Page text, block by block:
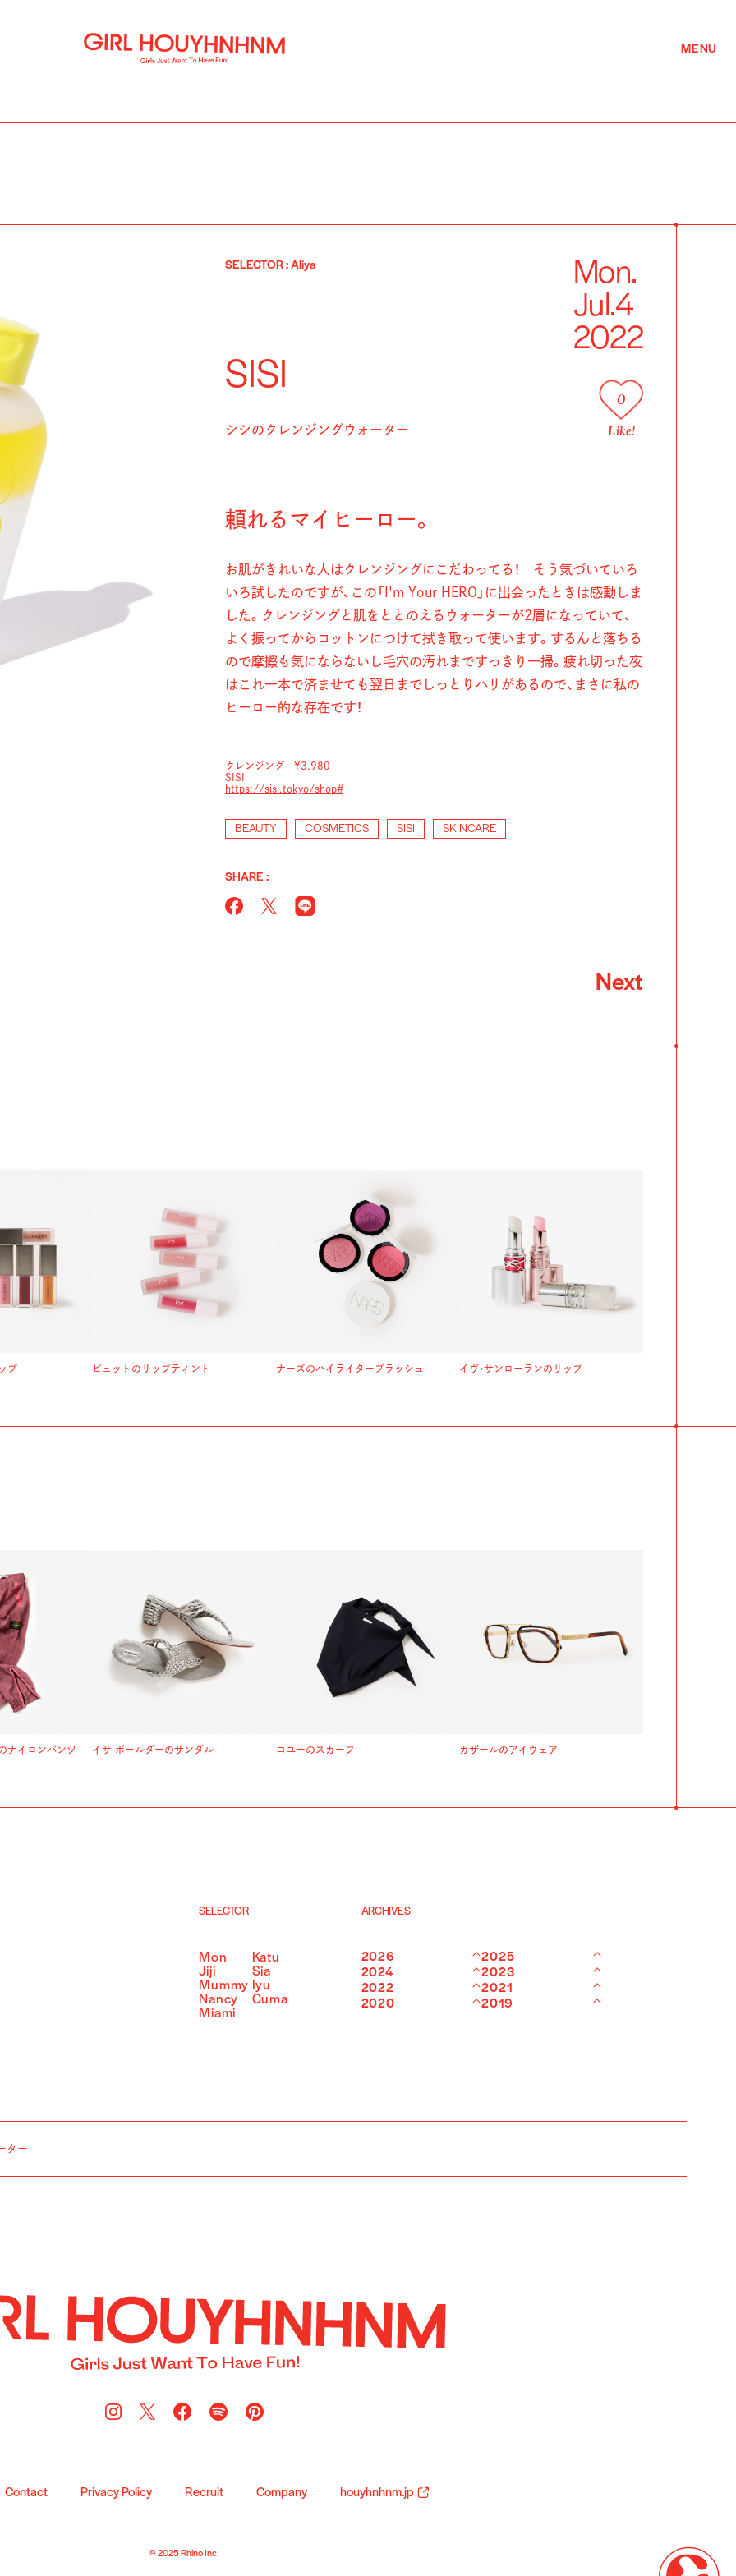
MENU
Mon.
Jul.4
2022
SELECTOR : Aliya
SISI
シシのクレンジングウォーター
0
Like!
頼れるマイヒーロー。
お肌がきれいな人はクレンジングにこだわってる！ そう気づいていろ
いろ試したのですが、この「I'm Your HERO」に出会ったときは感動しま
した。クレンジングと肌をととのえるウォーターが2層になっていて、
よく振ってからコットンにつけて拭き取って使います。するんと落ちる
ので摩擦も気にならないし毛穴の汚れまですっきり一掃。疲れ切った夜
はこれ一本で済ませても翌日までしっとりハリがあるので、まさに私の
ヒーロー的な存在です！
クレンジング ¥3.980
SISI
https://sisi.tokyo/shop#
BEAUTY COSMETICS SISI SKINCARE
SHARE :
Next
プ ピュットのリップティント ナーズのハイライターブラッシュ イヴ・サンローランのリップ
ナイロンパンツ イサ ボールダーのサンダル コユーのスカーフ カザールのアイウェア
SELECTOR
Mon
Katu
Jiji
Sia
Mummy Iyu
Nancy
Cuma
Miami
ARCHIVES
2026
2025
2024
2023
2022
2021
2020
2019
ター
Contact Privacy Policy Recruit Company houyhnhnm.jp
© 2025 Rhino Inc.